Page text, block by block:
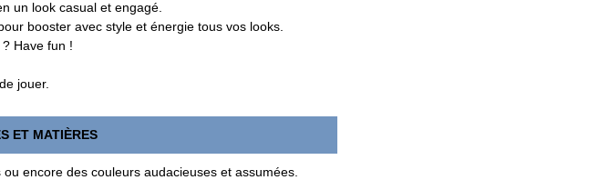
un look casual et engagé.
booster avec style et énergie tous vos looks.
Have fun !
jouer.
ET MATIÈRES
encore des couleurs audacieuses et assumées.